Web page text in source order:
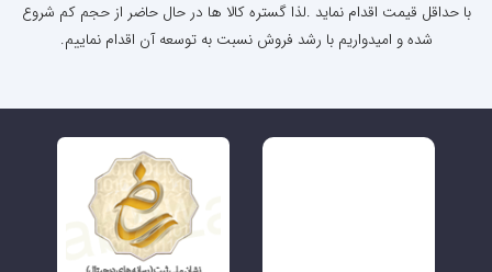
با حداقل قیمت اقدام نماید .لذا گستره کالا ها در حال حاضر از حجم کم شروع
شده و امیدواریم با رشد فروش نسبت به توسعه آن اقدام نماییم.